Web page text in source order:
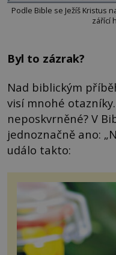
Podle Bible se Ježíš Kristus
zářící
Byl to zázrak?
Nad biblickým
visí mnohé
neposkvrněné? V
jednoznačně ano:
událo takto: